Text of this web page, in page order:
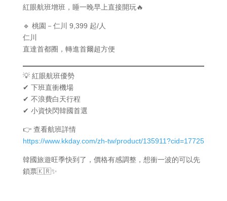
紅眼航班增班，睡一晚早上直接開玩🔥
🔹 桃園－仁川 9,399 起/人
仁川
直達首都圈，轉進首爾超方便
💡 紅眼航班優勢
✔ 下班直衝機場
✔ 不浪費白天行程
✔ 小資快閃韓國首選
👉 查看航班詳情
https://www.kkday.com/zh-tw/product/135911?cid=17725
韓國旅遊旺季快到了，價格有感調整，想衝一波的可以先
鎖票🇰🇷✨